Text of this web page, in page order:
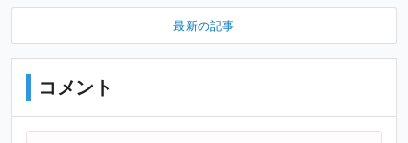
最新の記事
コメント